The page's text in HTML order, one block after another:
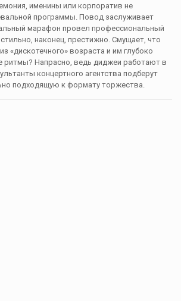
именины или корпоратив не
программы. Повод заслуживает
марафон провел профессиональный
наконец, престижно. Смущает, что
«дискотечного» возраста и им глубоко
Напрасно, ведь диджеи работают в
концертного агентства подберут
подходящую к формату торжества.